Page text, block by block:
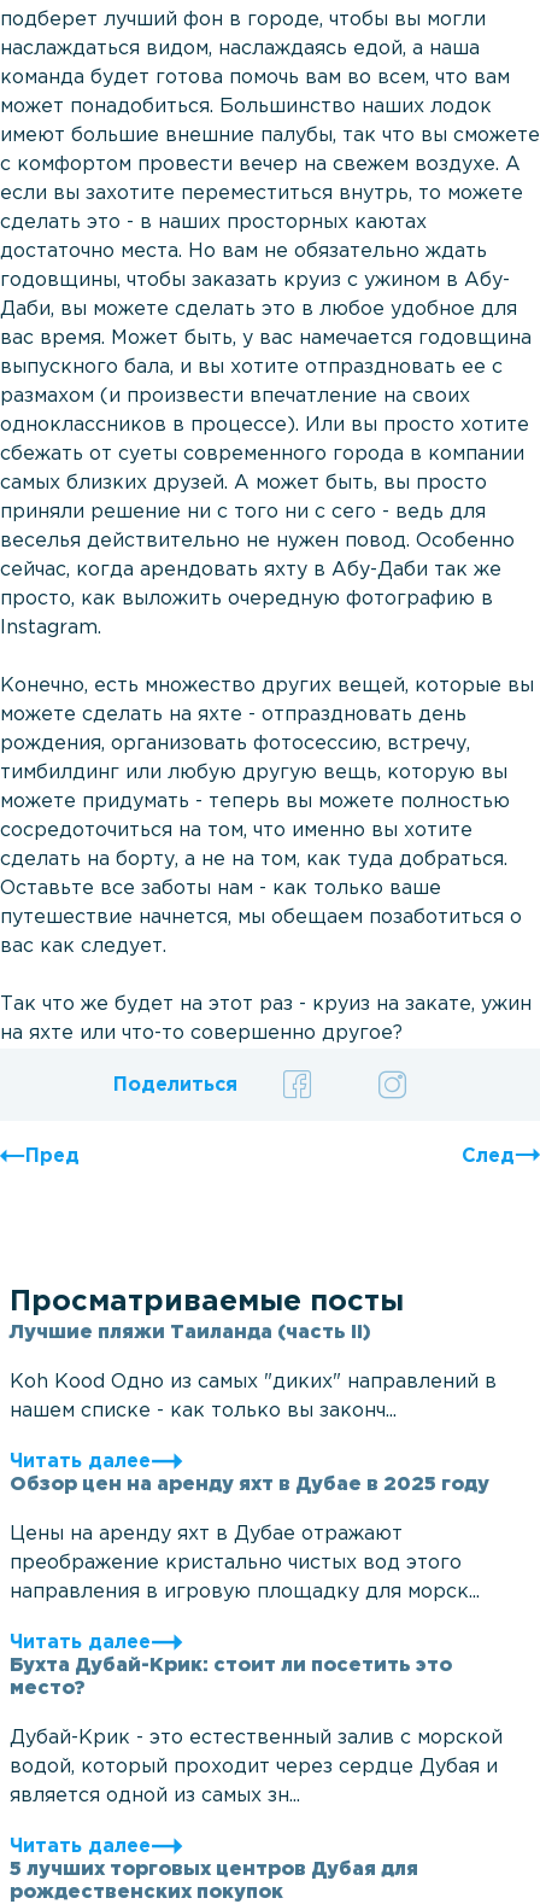
подберет лучший фон в городе, чтобы вы могли
наслаждаться видом, наслаждаясь едой, а наша
команда будет готова помочь вам во всем, что вам
может понадобиться. Большинство наших лодок
имеют большие внешние палубы, так что вы сможете
с комфортом провести вечер на свежем воздухе. А
если вы захотите переместиться внутрь, то можете
сделать это - в наших просторных каютах
достаточно места. Но вам не обязательно ждать
годовщины, чтобы заказать круиз с ужином в Абу-
Даби, вы можете сделать это в любое удобное для
вас время. Может быть, у вас намечается годовщина
выпускного бала, и вы хотите отпраздновать ее с
размахом (и произвести впечатление на своих
одноклассников в процессе). Или вы просто хотите
сбежать от суеты современного города в компании
самых близких друзей. А может быть, вы просто
приняли решение ни с того ни с сего - ведь для
веселья действительно не нужен повод. Особенно
сейчас, когда арендовать яхту в Абу-Даби так же
просто, как выложить очередную фотографию в
Instagram.
Конечно, есть множество других вещей, которые вы
можете сделать на яхте - отпраздновать день
рождения, организовать фотосессию, встречу,
тимбилдинг или любую другую вещь, которую вы
можете придумать - теперь вы можете полностью
сосредоточиться на том, что именно вы хотите
сделать на борту, а не на том, как туда добраться.
Оставьте все заботы нам - как только ваше
путешествие начнется, мы обещаем позаботиться о
вас как следует.
Так что же будет на этот раз - круиз на закате, ужин
на яхте или что-то совершенно другое?
Поделиться
Пред След
Просматриваемые посты
Лучшие пляжи Таиланда (часть II)
Koh Kood Одно из самых "диких" направлений в
нашем списке - как только вы законч...
Читать далее
Обзор цен на аренду яхт в Дубае в 2025 году
Цены на аренду яхт в Дубае отражают
преображение кристально чистых вод этого
направления в игровую площадку для морск...
Читать далее
Бухта Дубай-Крик: стоит ли посетить это
место?
Дубай-Крик - это естественный залив с морской
водой, который проходит через сердце Дубая и
является одной из самых зн...
Читать далее
5 лучших торговых центров Дубая для
рождественских покупок